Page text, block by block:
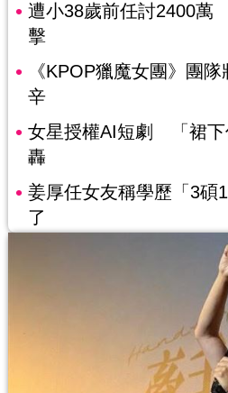
遭小38歲前任討2400萬
擊
《KPOP獵魔女團》團
辛
女星授權AI短劇 「裙下
轟
姜厚任女友稱學歷「3碩
了